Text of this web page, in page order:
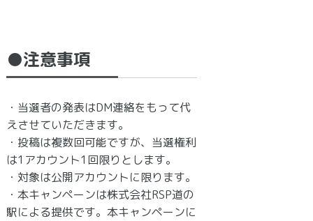
●注意事項
・当選者の発表はDM連絡をもって代
えさせていただきます。
・投稿は複数回可能ですが、当選権利
は1アカウント1回限りとします。
・対象は公開アカウントに限ります。
・本キャンペーンは株式会社RSP道の
駅による提供です。本キャンペーンに